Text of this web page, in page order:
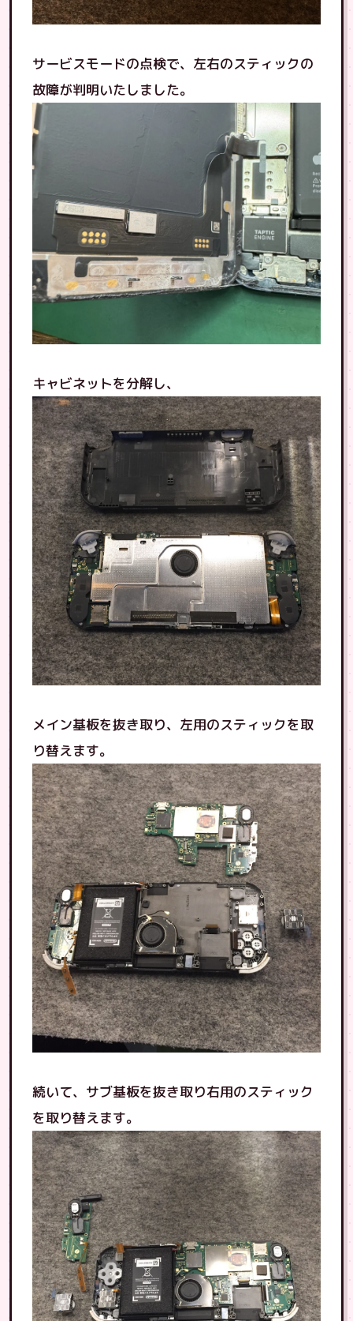
サービスモードの点検で、左右のスティックの
故障が判明いたしました。
キャビネットを分解し、
メイン基板を抜き取り、左用のスティックを取
り替えます。
続いて、サブ基板を抜き取り右用のスティック
を取り替えます。